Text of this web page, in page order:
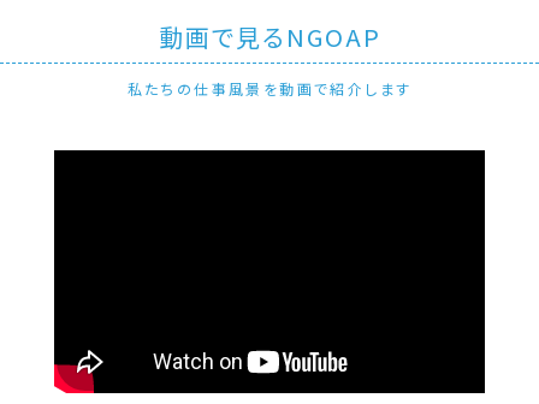
動画で見るNGOAP
私たちの仕事風景を動画で紹介します